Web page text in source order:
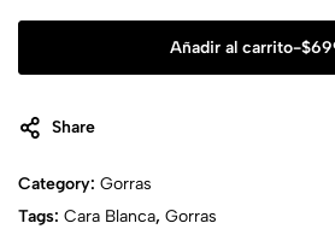
Añadir al carrito-$
Share
Category: Gorras
Tags: Cara Blanca, Gorras